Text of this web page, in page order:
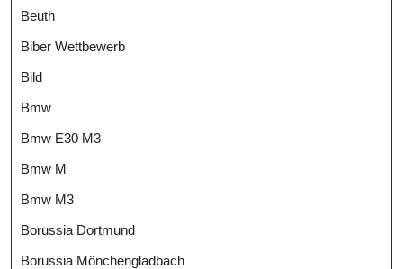
Beuth
Biber Wettbewerb
Bild
Bmw
Bmw E30 M3
Bmw M
Bmw M3
Borussia Dortmund
Borussia Mönchengladbach